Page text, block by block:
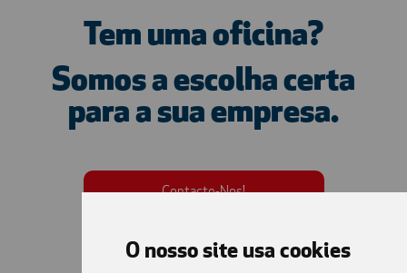
O nosso site usa cookies
Tem uma oficina?
Somos a escolha certa
para a sua empresa.
Contacte-Nos!